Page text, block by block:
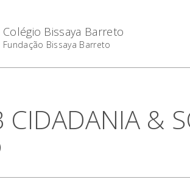
Colégio Bissaya Barreto
Fundação Bissaya Barreto
CIDADANIA &